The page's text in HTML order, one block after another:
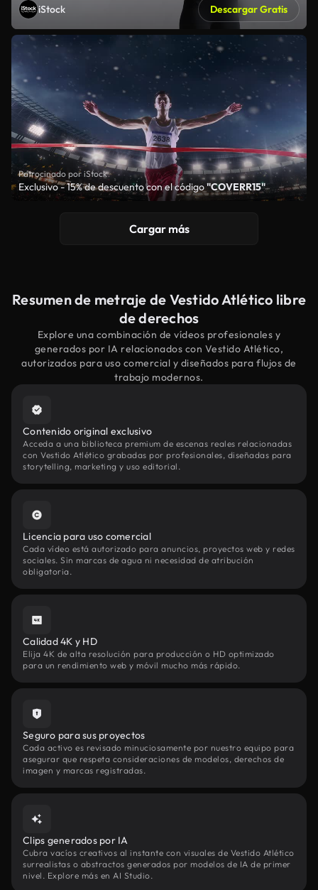
iStock Descargar Gratis
Patrocinado por iStock
Exclusivo - 15% de descuento con el código"COVERR15"
Cargar más
Resumen de metraje de Vestido Atlético libre
de derechos
Explore una combinación de vídeos profesionales y
generados por IA relacionados con Vestido Atlético,
autorizados para uso comercial y diseñados para flujos de
trabajo modernos.
Contenido original exclusivo
Acceda a una biblioteca premium de escenas reales relacionadas
con Vestido Atlético grabadas por profesionales, diseñadas para
storytelling, marketing y uso editorial.
Licencia para uso comercial
Cada vídeo está autorizado para anuncios, proyectos web y redes
sociales. Sin marcas de agua ni necesidad de atribución
obligatoria.
Calidad 4K y HD
Elija 4K de alta resolución para producción o HD optimizado
para un rendimiento web y móvil mucho más rápido.
Seguro para sus proyectos
Cada activo es revisado minuciosamente por nuestro equipo para
asegurar que respeta consideraciones de modelos, derechos de
imagen y marcas registradas.
Clips generados por IA
Cubra vacíos creativos al instante con visuales de Vestido Atlético
surrealistas o abstractos generados por modelos de IA de primer
nivel. Explore más en AI Studio.